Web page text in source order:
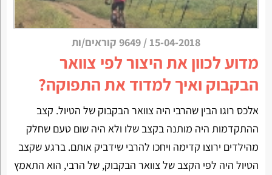
15-04-2018
/ 9649 קוראים/ות
מדוע לכוון את היצור לפי צוואר
הבקבוק ואיך למדוד את התפוקה?
אלכס רוגו הבין שהרבי היה צוואר הבקבוק של הטיול. קצב
ההתקדמות היה מותנה בקצב שלו ולא היה שום טעם שחלק
מהילדים ירוצו קדימה ויחכו להרבי שידביק אותם. ברגע שקצב
הטיול היה לפי הקצב של צוואר הבקבוק, של הרבי, הוא התאמץ